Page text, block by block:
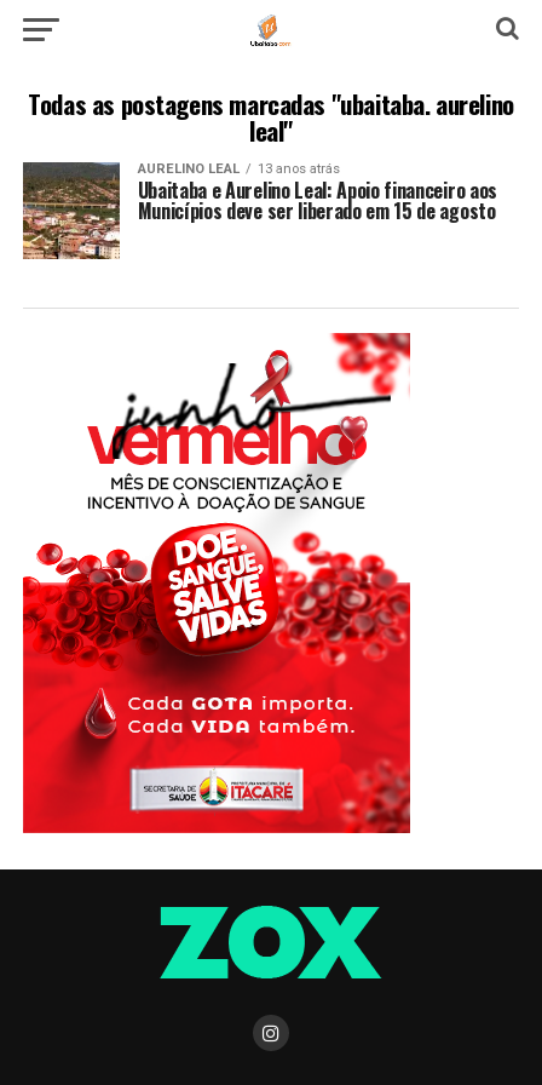
Todas as postagens marcadas "ubaitaba. aurelino
leal"
AURELINO LEAL 13 anos atrás
Ubaitaba e Aurelino Leal: Apoio financeiro aos
Municípios deve ser liberado em 15 de agosto